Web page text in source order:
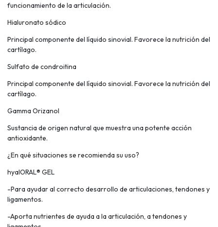
funcionamiento de la articulación.
Hialuronato sódico
Principal componente del líquido sinovial. Favorece la nutrición del
cartílago.
Sulfato de condroitina
Principal componente del líquido sinovial. Favorece la nutrición del
cartílago.
Gamma Orizanol
Sustancia de origen natural que muestra una potente acción
antioxidante.
¿En qué situaciones se recomienda su uso?
hyalORAL® GEL
-Para ayudar al correcto desarrollo de articulaciones, tendones y
ligamentos.
-Aporta nutrientes de ayuda a la articulación, a tendones y